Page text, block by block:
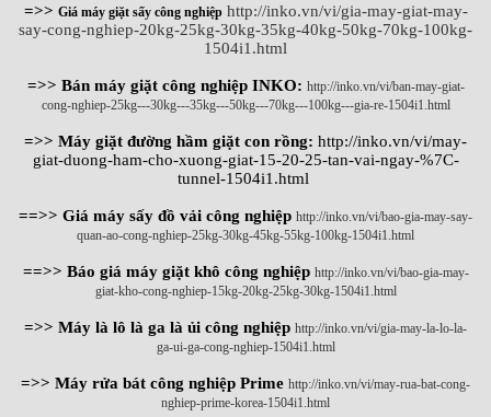
=>> Giá máy giặt sấy công nghiệp http://inko.vn/vi/gia-may-giat-may-
say-cong-nghiep-20kg-25kg-30kg-35kg-40kg-50kg-70kg-100kg-
1504i1.html
=>> Bán máy giặt công nghiệp INKO: http://inko.vn/vi/ban-may-giat-
cong-nghiep-25kg---30kg---35kg---50kg---70kg---100kg---gia-re-1504i1.html
=>> Máy giặt đường hầm giặt con rồng: http://inko.vn/vi/may-
giat-duong-ham-cho-xuong-giat-15-20-25-tan-vai-ngay-%7C-
tunnel-1504i1.html
==>> Giá máy sấy đồ vải công nghiệp http://inko.vn/vi/bao-gia-may-say-
quan-ao-cong-nghiep-25kg-30kg-45kg-55kg-100kg-1504i1.html
==>> Báo giá máy giặt khô công nghiệp http://inko.vn/vi/bao-gia-may-
giat-kho-cong-nghiep-15kg-20kg-25kg-30kg-1504i1.html
=>> Máy là lô là ga là ủi công nghiệp http://inko.vn/vi/gia-may-la-lo-la-
ga-ui-ga-cong-nghiep-1504i1.html
=>> Máy rửa bát công nghiệp Prime http://inko.vn/vi/may-rua-bat-cong-
nghiep-prime-korea-1504i1.html